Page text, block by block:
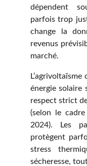
dépendent
parfois trop
change la
revenus
marché.
énergie solaire
respect strict
(selon le
2024). Les
protègent
stress
sécheresse,